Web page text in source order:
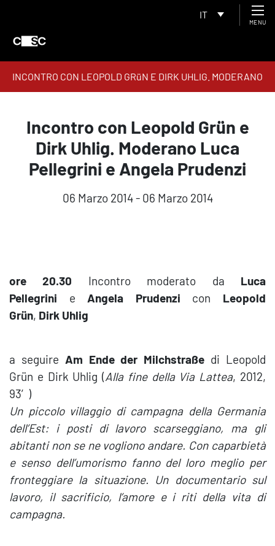
IT
MENU
INCONTRO CON LEOPOLD GRüN E DIRK UHLIG. MODERANO
LUCA PELLEGRINI E ANGELA PRUDENZI
Incontro con Leopold Grün e
Dirk Uhlig. Moderano Luca
Pellegrini e Angela Prudenzi
06 Marzo 2014 - 06 Marzo 2014
ore 20.30 Incontro moderato da Luca
Pellegrini e Angela Prudenzi con Leopold
Grün, Dirk Uhlig
a seguire Am Ende der Milchstraße di Leopold
Grün e Dirk Uhlig (Alla fine della Via Lattea, 2012,
93′)
Un piccolo villaggio di campagna della Germania
dell’Est: i posti di lavoro scarseggiano, ma gli
abitanti non se ne vogliono andare. Con caparbietà
e senso dell’umorismo fanno del loro meglio per
fronteggiare la situazione. Un documentario sul
lavoro, il sacrificio, l’amore e i riti della vita di
campagna.